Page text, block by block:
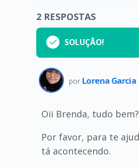
2 RESPOSTAS
SOLUÇÃO!
por Lorena Garcia
Oii Brenda, tudo bem?
Por favor, para te
tá acontecendo.